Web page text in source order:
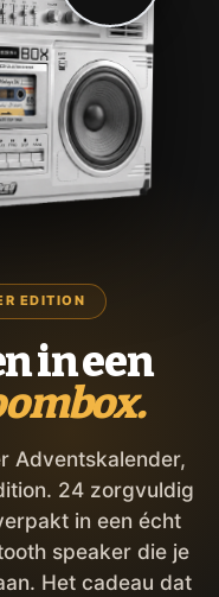
EDITION
in een
Adventskalender,
24 zorgvuldig
in een écht
speaker die je
Het cadeau dat